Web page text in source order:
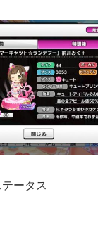
ータス